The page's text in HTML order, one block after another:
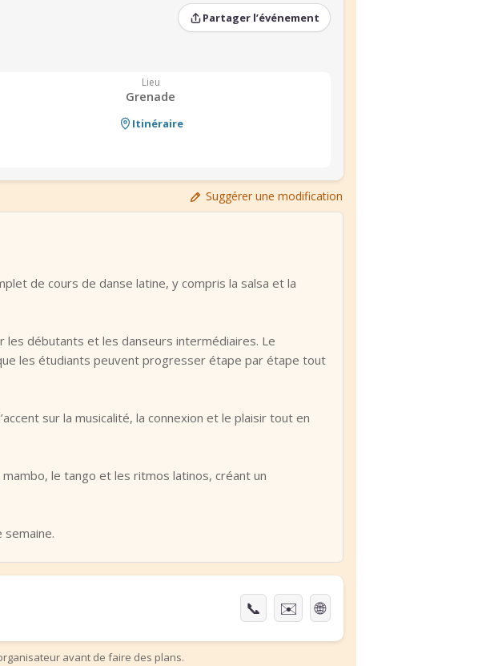
Partager l’événement
Lieu
Grenade
Itinéraire
Suggérer une modification
de cours de danse latine, y compris la salsa et la
les débutants et les danseurs intermédiaires. Le
les étudiants peuvent progresser étape par étape tout
sur la musicalité, la connexion et le plaisir tout en
le tango et les ritmos latinos, créant un
semaine.
📞 ✉️ 🌐
avant de faire des plans.